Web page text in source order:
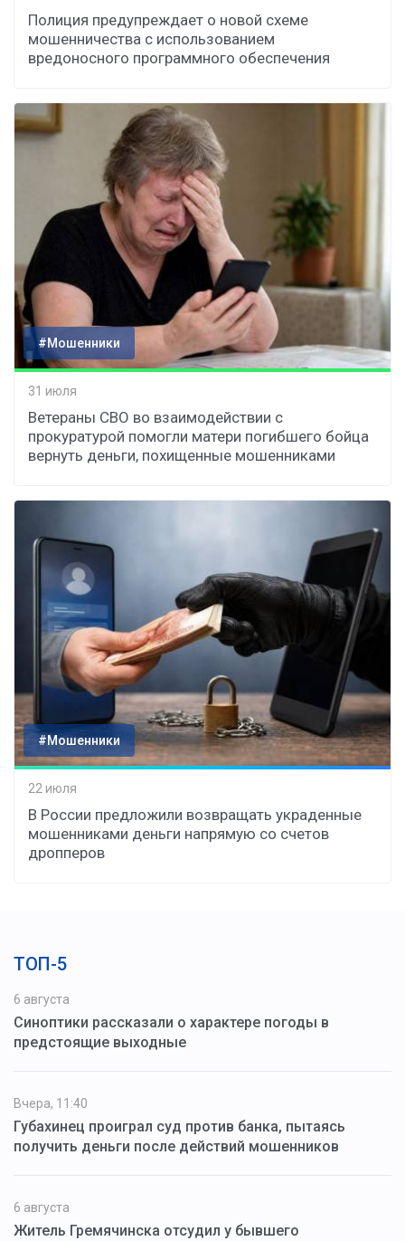
Полиция предупреждает о новой схеме
мошенничества с использованием
вредоносного программного обеспечения
#Мошенники
31 июля
Ветераны СВО во взаимодействии с
прокуратурой помогли матери погибшего бойца
вернуть деньги, похищенные мошенниками
#Мошенники
22 июля
В России предложили возвращать украденные
мошенниками деньги напрямую со счетов
дропперов
ТОП-5
6 августа
Синоптики рассказали о характере погоды в
предстоящие выходные
Вчера, 11:40
Губахинец проиграл суд против банка, пытаясь
получить деньги после действий мошенников
6 августа
Житель Гремячинска отсудил у бывшего